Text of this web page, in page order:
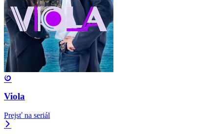
Viola
Prejsť na seriál